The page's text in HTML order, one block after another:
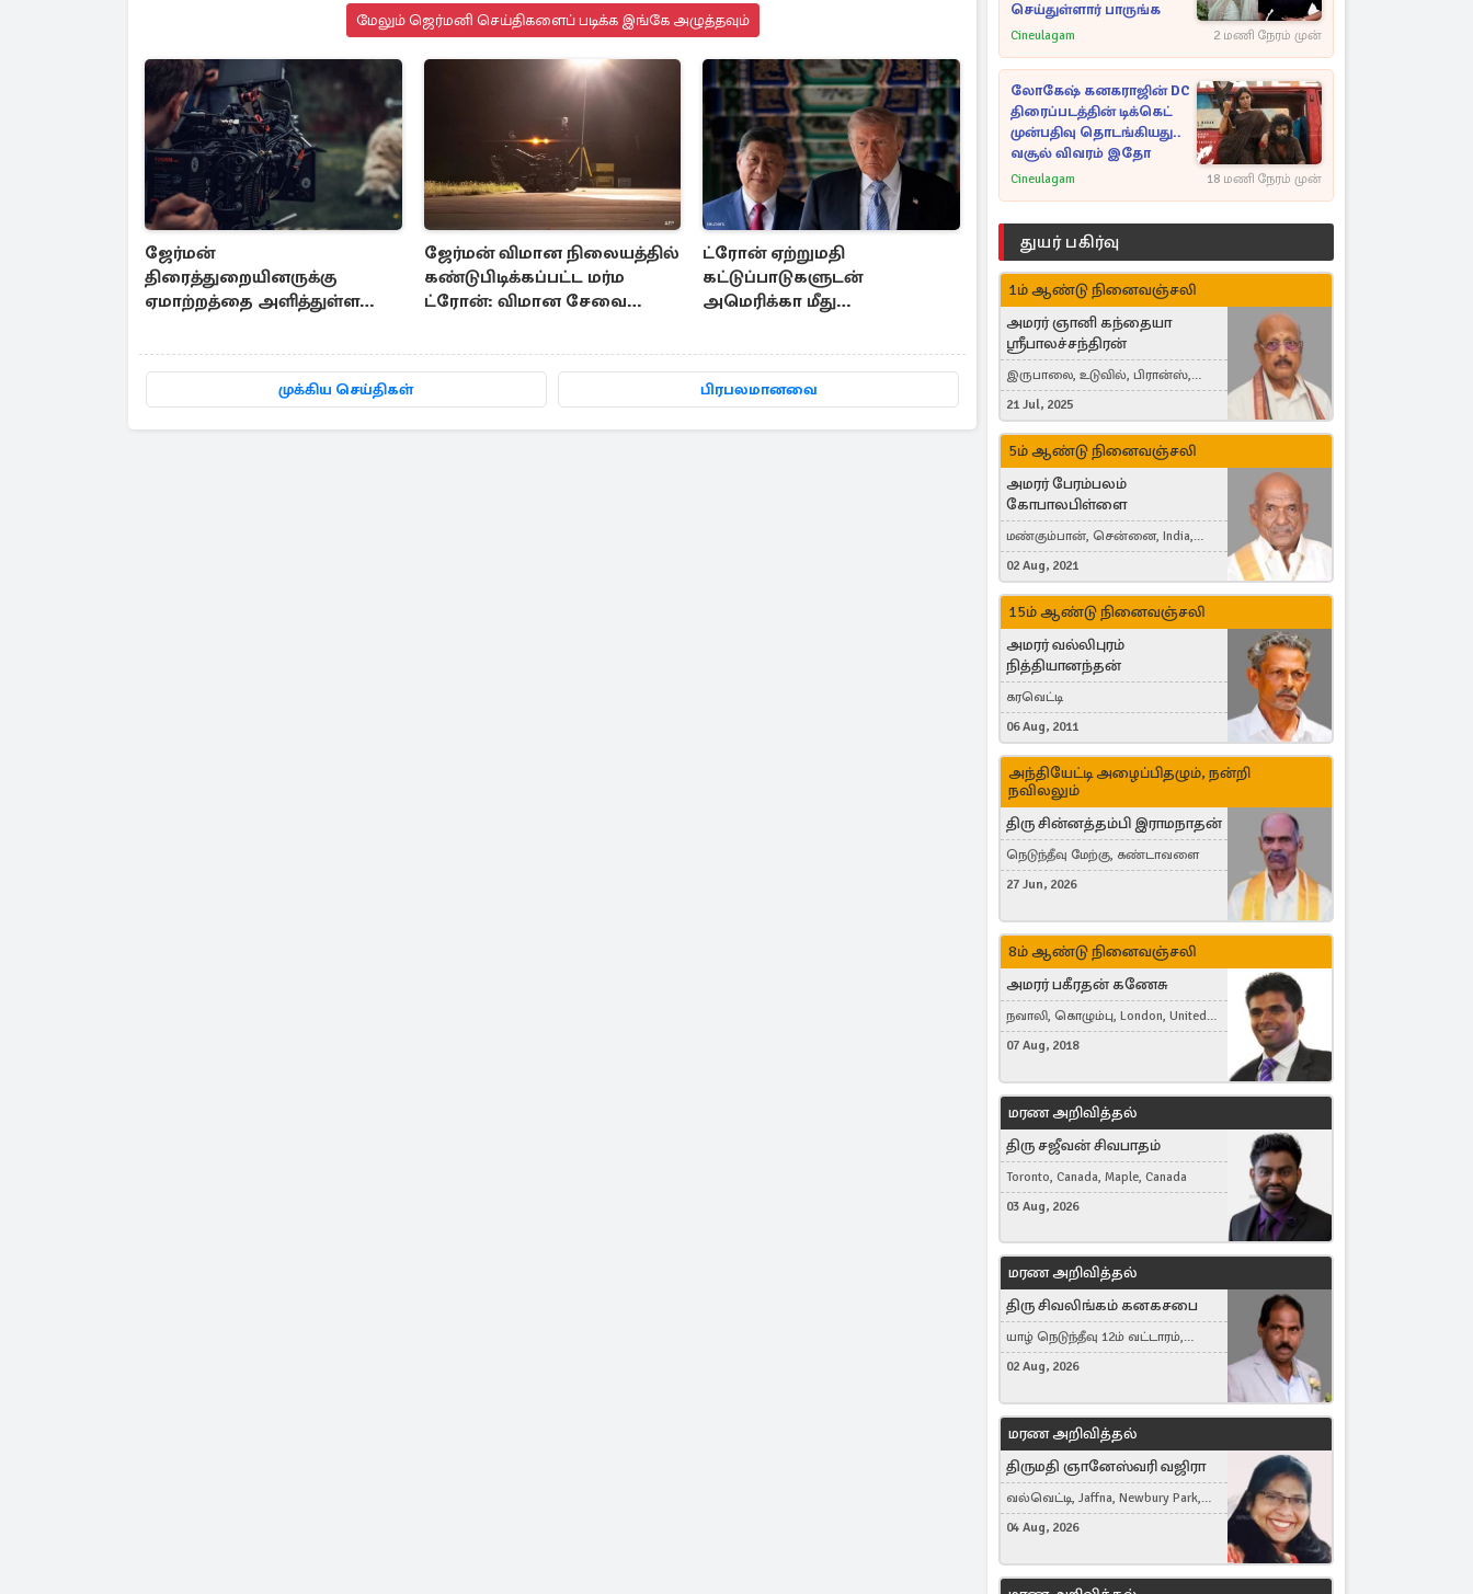
மேலும் ஜெர்மனி செய்திகளைப் படிக்க இங்கே அழுத்தவும்
ஜேர்மன்
திரைத்துறையினருக்கு
ஏமாற்றத்தை அளித்துள்ள
ஜேர்மன் விமான நிலையத்தில்
கண்டுபிடிக்கப்பட்ட மர்ம
ட்ரோன்: விமான சேவை
ட்ரோன் ஏற்றுமதி
கட்டுப்பாடுகளுடன்
அமெரிக்கா மீது
முக்கிய செய்திகள் பிரபலமானவை
செய்துள்ளார் பாருங்க
Cineulagam 2 மணி நேரம் முன்
லோகேஷ் கனகராஜின் DC
திரைப்படத்தின் டிக்கெட்
முன்பதிவு தொடங்கியது..
வசூல் விவரம் இதோ
Cineulagam 18 மணி நேரம் முன்
துயர் பகிர்வு
1ம் ஆண்டு நினைவஞ்சலி
அமரர் ஞானி கந்தையா
ஸ்ரீபாலச்சந்திரன்
இருபாலை, உடுவில், பிரான்ஸ்,
France
21 Jul, 2025
5ம் ஆண்டு நினைவஞ்சலி
அமரர் பேரம்பலம்
கோபாலபிள்ளை
மண்கும்பான், சென்னை, India,
Cergy, France
02 Aug, 2021
15ம் ஆண்டு நினைவஞ்சலி
அமரர் வல்லிபுரம்
நித்தியானந்தன்
கரவெட்டி
06 Aug, 2011
அந்தியேட்டி அழைப்பிதழும், நன்றி
நவிலலும்
திரு சின்னத்தம்பி இராமநாதன்
நெடுந்தீவு மேற்கு, கண்டாவளை
27 Jun, 2026
8ம் ஆண்டு நினைவஞ்சலி
அமரர் பகீரதன் கணேசு
நவாலி, கொழும்பு, London, United
Kingdom
07 Aug, 2018
மரண அறிவித்தல்
திரு சஜீவன் சிவபாதம்
Toronto, Canada, Maple, Canada
03 Aug, 2026
மரண அறிவித்தல்
திரு சிவலிங்கம் கனகசபை
யாழ் நெடுந்தீவு 12ம் வட்டாரம்,
Jaffna, நயினாதீவு, London, United
02 Aug, 2026
மரண அறிவித்தல்
திருமதி ஞானேஸ்வரி வஜிரா
வல்வெட்டி, Jaffna, Newbury Park,
United Kingdom
04 Aug, 2026